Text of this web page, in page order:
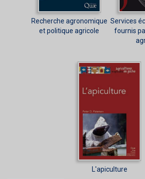
Recherche agronomique
et politique agricole
Services
fournis
L'apiculture